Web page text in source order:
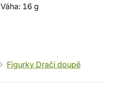
Váha: 16 g
Figurky Dračí doupě